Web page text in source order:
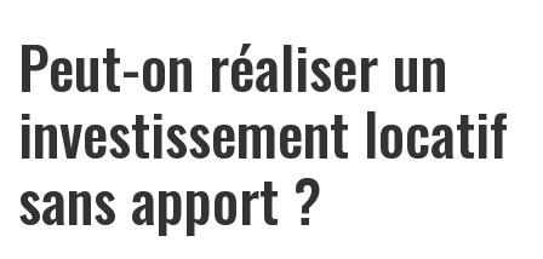
Peut-on réaliser un
investissement locatif
sans apport ?